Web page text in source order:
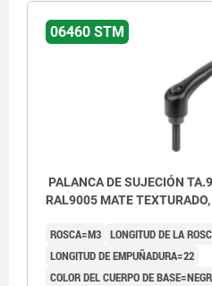
06460 STM
PALANCA DE SUJECIÓN
RAL9005 MATE
ROSCA=M3 LONGITUD DE LA
LONGITUD DE EMPUÑADURA=22
COLOR DEL CUERPO DE